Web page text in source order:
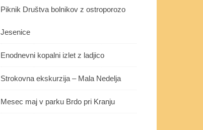
Piknik Društva bolnikov z ostroporozo
Jesenice
Enodnevni kopalni izlet z ladjico
Strokovna ekskurzija – Mala Nedelja
Mesec maj v parku Brdo pri Kranju